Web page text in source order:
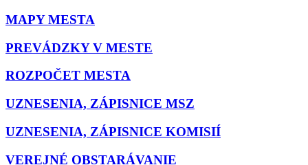
MAPY MESTA
PREVÁDZKY V MESTE
ROZPOČET MESTA
UZNESENIA, ZÁPISNICE MSZ
UZNESENIA, ZÁPISNICE KOMISIÍ
VEREJNÉ OBSTARÁVANIE